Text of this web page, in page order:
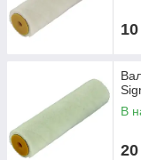
10
В
20